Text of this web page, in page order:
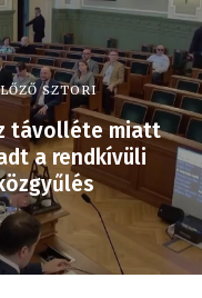
SZTORI
távolléte miatt
a rendkívüli